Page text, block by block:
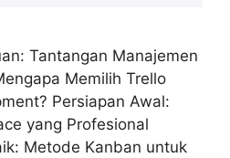
Tantangan Manajemen
Memilih Trello
Persiapan Awal:
yang Profesional
Metode Kanban untuk